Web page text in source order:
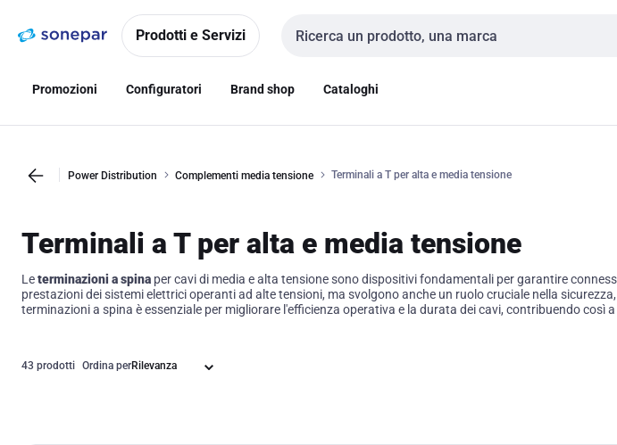
navigazionealla
Prodotti e Servizi
Cerca input
Promozioni Configuratori Brand shop Cataloghi
Power Distribution Complementi media tensione Terminali a T per alta e media tensione
Terminali a T per alta e media tensione
Leterminazioni a spina per cavi di media e alta tensione sono dispositivi fondamentali per garantire
prestazioni dei sistemi elettrici operanti ad alte tensioni, ma svolgono anche un ruolo cruciale nella
terminazioni a spina è essenziale per migliorare l'efficienza operativa e la durata dei cavi, contribuendo così
43 prodotti Ordina per